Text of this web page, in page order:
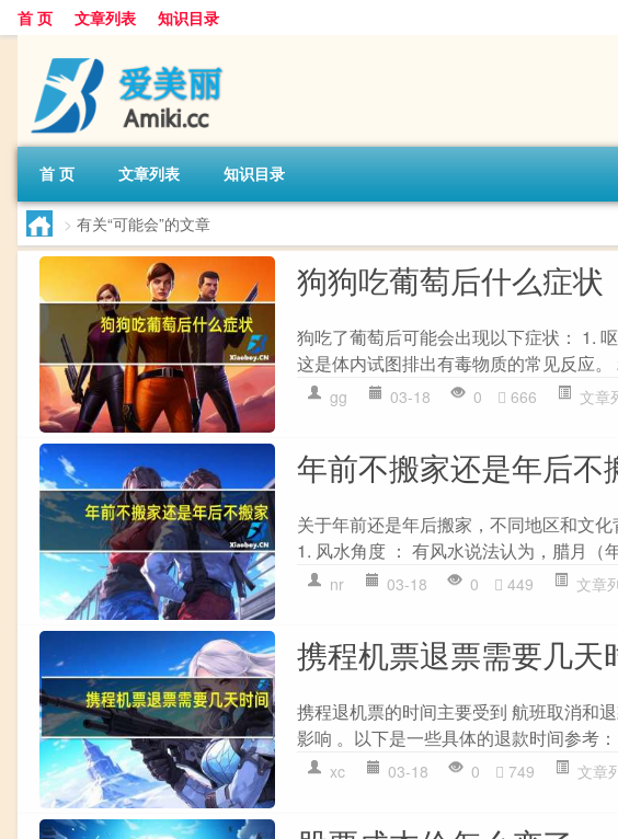
首 页 文章列表 知识目录
首 页 文章列表 知识目录
> 有关“可能会”的文章
狗狗吃葡萄后什么症状
狗吃了葡萄后可能会出现以下症状： 1.
这是体内试图排出有毒物质的常见反应
gg 03-18 0 666 文章
年前不搬家还是年后不
关于年前还是年后搬家，不同地区和文
1. 风水角度 ： 有风水说法认为，腊月（
nr 03-18 0 449 文章
携程机票退票需要几天
携程退机票的时间主要受到 航班取消和
影响 。以下是一些具体的退款时间参考
xc 03-18 0 749 文章